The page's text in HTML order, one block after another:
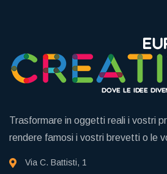
Trasformare in oggetti reali i vostri
rendere famosi i vostri brevetti o le
Via C. Battisti, 1